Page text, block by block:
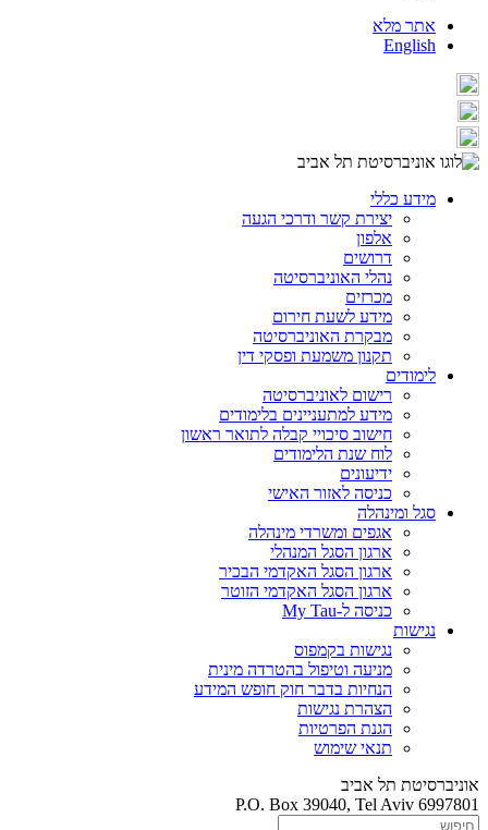
אתר מלא
English
מידע כללי
יצירת קשר ודרכי הגעה
אלפון
דרושים
נהלי האוניברסיטה
מכרזים
מידע לשעת חירום
מבקרת האוניברסיטה
תקנון משמעת ופסקי דין
לימודים
רישום לאוניברסיטה
מידע למתעניינים בלימודים
חישוב סיכויי קבלה לתואר ראשון
לוח שנת הלימודים
ידיעונים
כניסה לאזור האישי
סגל ומינהלה
אגפים ומשרדי מינהלה
ארגון הסגל המנהלי
ארגון הסגל האקדמי הבכיר
ארגון הסגל האקדמי הזוטר
כניסה ל-My Tau
נגישות
נגישות בקמפוס
מניעה וטיפול בהטרדה מינית
הנחיות בדבר חוק חופש המידע
הצהרת נגישות
הגנת הפרטיות
תנאי שימוש
אוניברסיטת תל אביב
P.O. Box 39040, Tel Aviv 6997801